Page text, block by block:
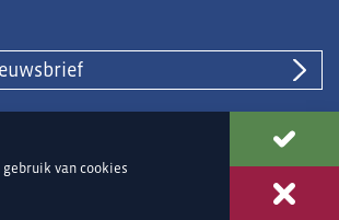
van cookies